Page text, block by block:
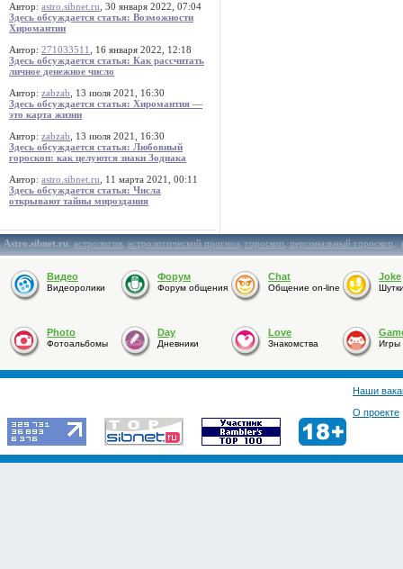
Автор: astro.sibnet.ru , 30 января 2022, 07:04
Здесь обсуждается статья: Возможности
Хиромантии
Автор: 271033511
, 16 января 2022, 12:18
Здесь обсуждается статья: Как рассчитать
личное денежное число
Автор: zabzab , 13 июля 2021, 16:30
Здесь обсуждается статья: Хиромантия —
это карта жизни
Автор: zabzab , 13 июля 2021, 16:30
Здесь обсуждается статья: Любовный
гороскоп: как целуются знаки Зодиака
Автор: astro.sibnet.ru , 11 марта 2021, 00:11
Здесь обсуждается статья: Числа
открывают тайны мироздания
Astro.sibnet.ru:астрология,астрологический прогноз,гороскоп,персональный гороскоп,
Видео
Видеоролики
Форум
Форум общения
Chat
Общение on-line
Joke
Photo
Фотоальбомы
Day
Дневники
Love
Знакомства Игры
Наши
О проекте